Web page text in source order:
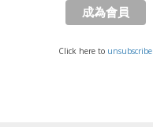
Click here to unsubscribe